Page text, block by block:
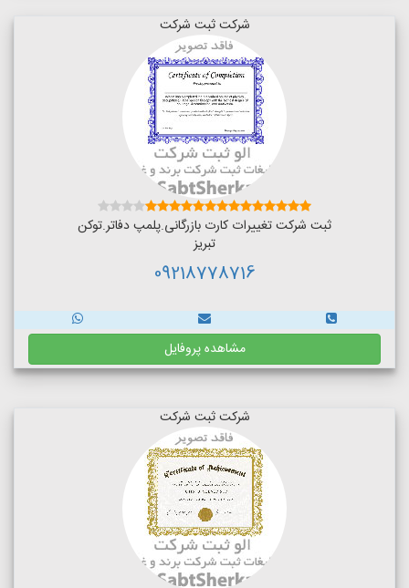
شرکت ثبت شرکت
ثبت شرکت تغییرات کارت بازرگانی.پلمپ دفاتر.توکن
تبریز
09218778716
مشاهده پروفایل
شرکت ثبت شرکت